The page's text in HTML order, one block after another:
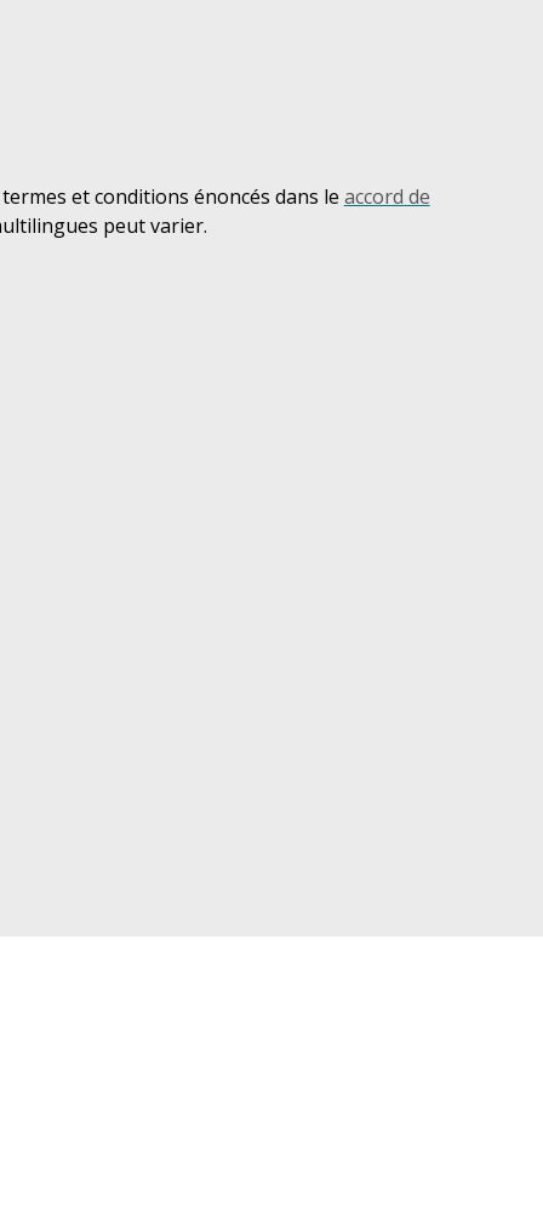
et conditions énoncés dans le accord de
peut varier.